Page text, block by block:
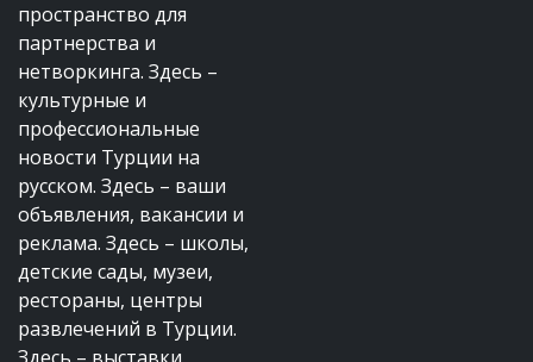
пространство для
партнерства и
нетворкинга. Здесь –
культурные и
профессиональные
новости Турции на
русском. Здесь – ваши
объявления, вакансии и
реклама. Здесь – школы,
детские сады, музеи,
рестораны, центры
развлечений в Турции.